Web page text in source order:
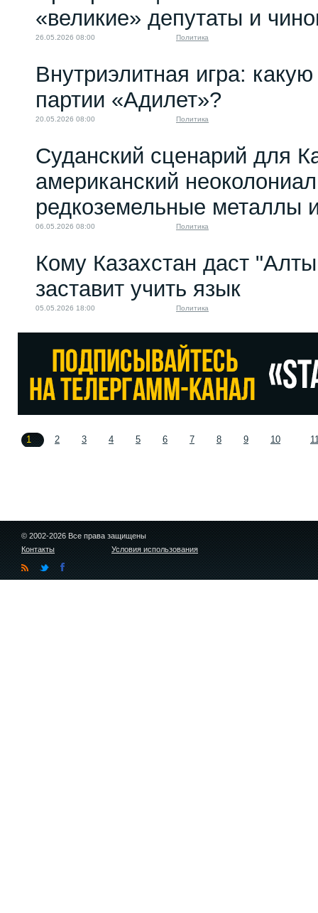
«великие» депутаты и
26.05.2026 08:00 Политика
Внутриэлитная игра: какую
партии «Адилет»?
20.05.2026 08:00 Политика
Суданский сценарий для
американский
редкоземельные металлы
06.05.2026 08:00 Политика
Кому Казахстан даст
заставит учить язык
05.05.2026 18:00 Политика
1 2 3 4 5 6 7 8 9 10
© 2002-2026 Все права защищены
Контакты
Условия использования